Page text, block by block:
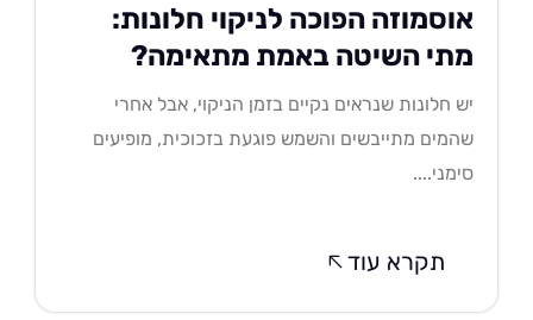
הפוכה לניקוי חלונות:
השיטה באמת מתאימה?
חלונות שנראים נקיים בזמן הניקוי, אבל אחרי
מתייבשים והשמש פוגעת בזכוכית, מופיעים
תקרא עוד